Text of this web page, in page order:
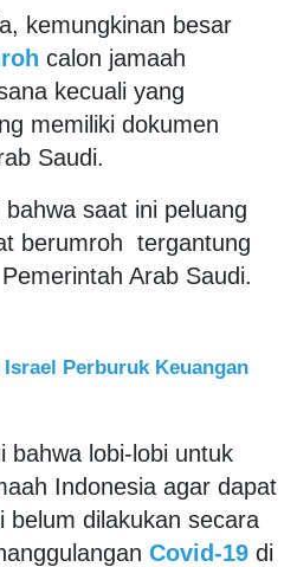
kemungkinan besar
calon jamaah
kecuali yang
memiliki dokumen
Saudi.
saat ini peluang
berumroh tergantung
Arab Saudi.
Perburuk Keuangan
bahwa lobi-lobi untuk
Indonesia agar dapat
belum dilakukan secara
Covid-19 di